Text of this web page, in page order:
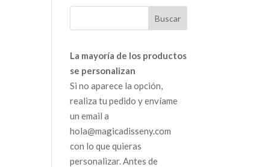
La mayoría de los productos
se personalizan
Si no aparece la opción,
realiza tu pedido y envíame
un email a
hola@magicadisseny.com
con lo que quieras
personalizar. Antes de